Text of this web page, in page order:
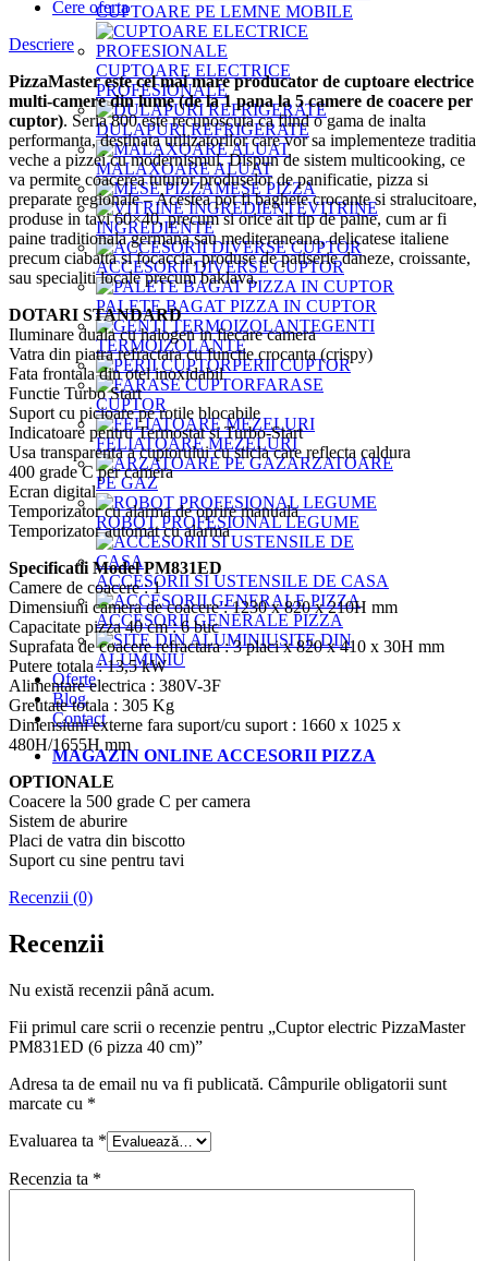
CUPTOARE PE LEMNE MOBILE
CUPTOARE ELECTRICE
PROFESIONALE
DULAPURI REFRIGERATE
MALAXOARE ALUAT
MESE PIZZA
VITRINE
INGREDIENTE
ACCESORII DIVERSE CUPTOR
PALETE BAGAT PIZZA IN CUPTOR
GENTI
TERMOIZOLANTE
PERII CUPTOR
FARASE
CUPTOR
FELIATOARE MEZELURI
ARZATOARE
PE GAZ
ROBOT PROFESIONAL LEGUME
ACCESORII SI USTENSILE DE CASA
ACCESORII GENERALE PIZZA
SITE DIN
ALUMINIU
Oferte
Blog
Contact
MAGAZIN ONLINE ACCESORII PIZZA
Cere oferta
Descriere
PizzaMaster este cel mai mare producator de cuptoare electrice
multi-camere din lume (de la 1 pana la 5 camere de coacere per
cuptor). Seria 800 este recunoscuta ca fiind o gama de inalta
performanta, destinata utilizatorilor care vor sa implementeze traditia
veche a pizzei cu modernismul. Dispun de sistem multicooking, ce
va permite coacerea tuturor produselor de panificatie, pizza si
preparate regionale – Acestea pot fi baghete crocante si stralucitoare,
produse in tavi 60×40, precum si orice alt tip de paine, cum ar fi
paine traditionala germana sau mediteraneana, delicatese italiene
precum ciabatta si focaccia, produse de patiserie daneze, croissante,
sau specialiti locale precum baklava.
DOTARI STANDARD
Iluminare duala cu halogen in fiecare camera
Vatra din piatra refractara cu functie crocanta (crispy)
Fata frontala din otel inoxidabil
Functie Turbo Start
Suport cu picioare pe rotile blocabile
Indicatoare pentru Termostat si Turbo-Start
Usa transparenta a cuptorului cu sticla care reflecta caldura
400 grade C per camera
Ecran digital
Temporizator cu alarma de oprire manuala
Temporizator automat cu alarma
Specificatii Model PM831ED
Camere de coacere : 1
Dimensiuni camera de coacere : 1230 x 820 x 210H mm
Capacitate pizza 40 cm : 6 buc
Suprafata de coacere refractara : 3 placi x 820 x 410 x 30H mm
Putere totala : 13,5 kW
Alimentare electrica : 380V-3F
Greutate totala : 305 Kg
Dimensiuni externe fara suport/cu suport : 1660 x 1025 x
480H/1655H mm
OPTIONALE
Coacere la 500 grade C per camera
Sistem de aburire
Placi de vatra din biscotto
Suport cu sine pentru tavi
Recenzii (0)
Recenzii
Nu există recenzii până acum.
Fii primul care scrii o recenzie pentru „Cuptor electric PizzaMaster
PM831ED (6 pizza 40 cm)”
Adresa ta de email nu va fi publicată. Câmpurile obligatorii sunt
marcate cu *
Evaluarea ta *
Recenzia ta *